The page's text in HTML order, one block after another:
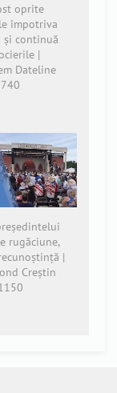
oprite
împotriva
și continuă
|
Dateline
740
rugăciune,
|
Creștin